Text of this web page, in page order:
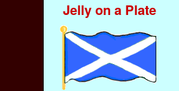
Jelly on a Plate